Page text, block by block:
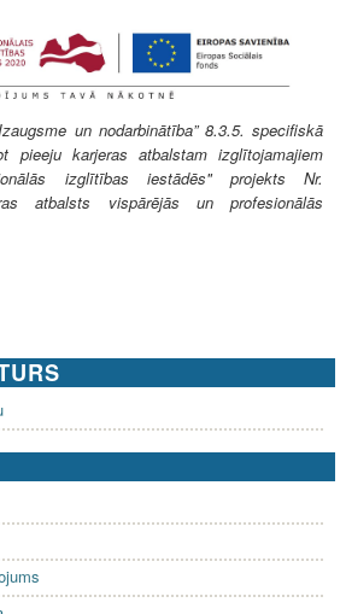
un nodarbinātība” 8.3.5. specifiskā
pieeju karjeras atbalstam izglītojamajiem
izglītības iestādēs" projekts Nr.
atbalsts vispārējās un profesionālās